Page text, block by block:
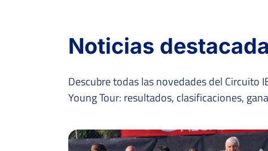
Noticias
Descubre todas las novedades del Circuito
Young Tour: resultados, clasificaciones,